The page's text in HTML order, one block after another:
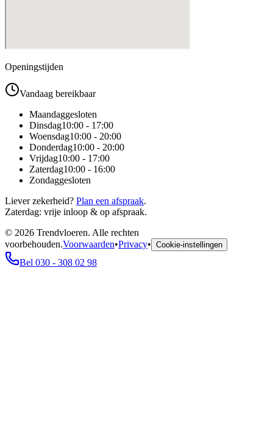
Openingstijden
Vandaag bereikbaar
Maandaggesloten
Dinsdag10:00 - 17:00
Woensdag10:00 - 20:00
Donderdag10:00 - 20:00
Vrijdag10:00 - 17:00
Zaterdag10:00 - 16:00
Zondaggesloten
Liever zekerheid? Plan een afspraak.
Zaterdag: vrije inloop & op afspraak.
© 2026 Trendvloeren. Alle rechten
voorbehouden.Voorwaarden•Privacy• Cookie-instellingen
Bel 030 - 308 02 98